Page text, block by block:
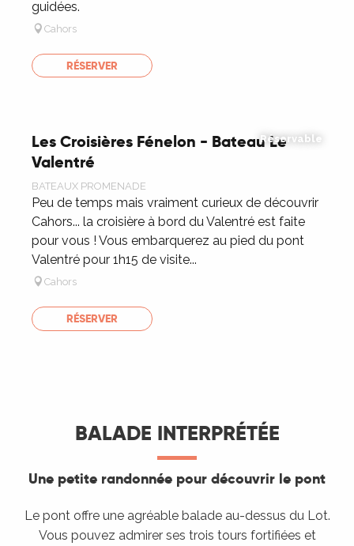
guidées.
Cahors
RÉSERVER
Les Croisières Fénelon - Bateau Le
Valentré
BATEAUX PROMENADE
Peu de temps mais vraiment curieux de découvrir
Cahors... la croisière à bord du Valentré est faite
pour vous ! Vous embarquerez au pied du pont
Valentré pour 1h15 de visite...
Cahors
RÉSERVER
Réservable
BALADE INTERPRÉTÉE
Une petite randonnée pour découvrir le pont
Le pont offre une agréable balade au-dessus du Lot.
Vous pouvez admirer ses trois tours fortifiées et